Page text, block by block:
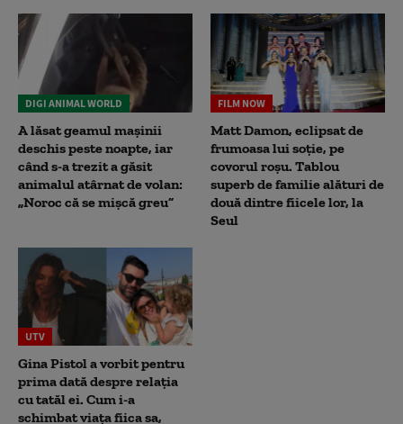
DIGI ANIMAL WORLD
A lăsat geamul mașinii
deschis peste noapte, iar
când s-a trezit a găsit
animalul atârnat de volan:
„Noroc că se mișcă greu”
FILM NOW
Matt Damon, eclipsat de
frumoasa lui soție, pe
covorul roșu. Tablou
superb de familie alături de
două dintre fiicele lor, la
Seul
UTV
Gina Pistol a vorbit pentru
prima dată despre relația
cu tatăl ei. Cum i-a
schimbat viața fiica sa,